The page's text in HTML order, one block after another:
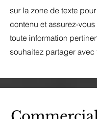
sur la zone de texte
contenu et assurez-
toute information
souhaitez partager avec